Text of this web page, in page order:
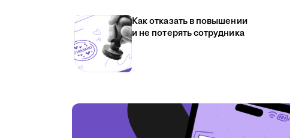
Как отказать в повышении
и не потерять сотрудника